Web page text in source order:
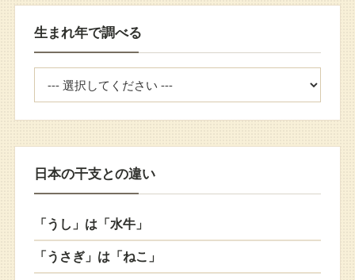
生まれ年で調べる
れ
選
択
日本の干支との違い
「うし」は「水牛」
「うさぎ」は「ねこ」